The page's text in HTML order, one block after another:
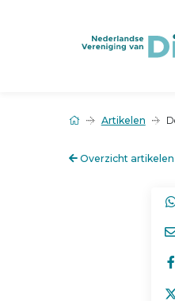
Artikelen
Overzicht artikelen